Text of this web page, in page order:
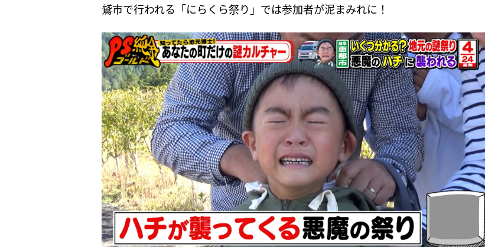
鷲市で行われる「にらくら祭り」では参加者が泥まみれに！